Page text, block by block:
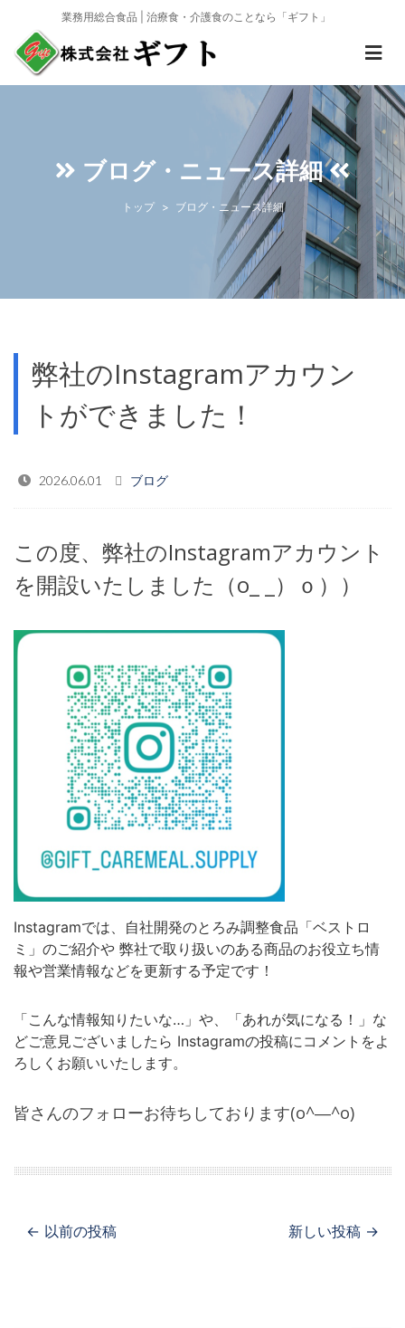
業務用総合食品 | 治療食・介護食のことなら「ギフト」
ブログ・ニュース詳細
トップ ブログ・ニュース詳細
弊社のInstagramアカウン
トができました！
2026.06.01 ブログ
この度、弊社のInstagramアカウント
を開設いたしました（o_ _）ｏ））
Instagramでは、自社開発のとろみ調整食品「ベストロ
ミ」のご紹介や 弊社で取り扱いのある商品のお役立ち情
報や営業情報などを更新する予定です！
「こんな情報知りたいな…」や、「あれが気になる！」な
どご意見ございましたら Instagramの投稿にコメントをよ
ろしくお願いいたします。
皆さんのフォローお待ちしております(o^―^o)
← 以前の投稿 新しい投稿 →